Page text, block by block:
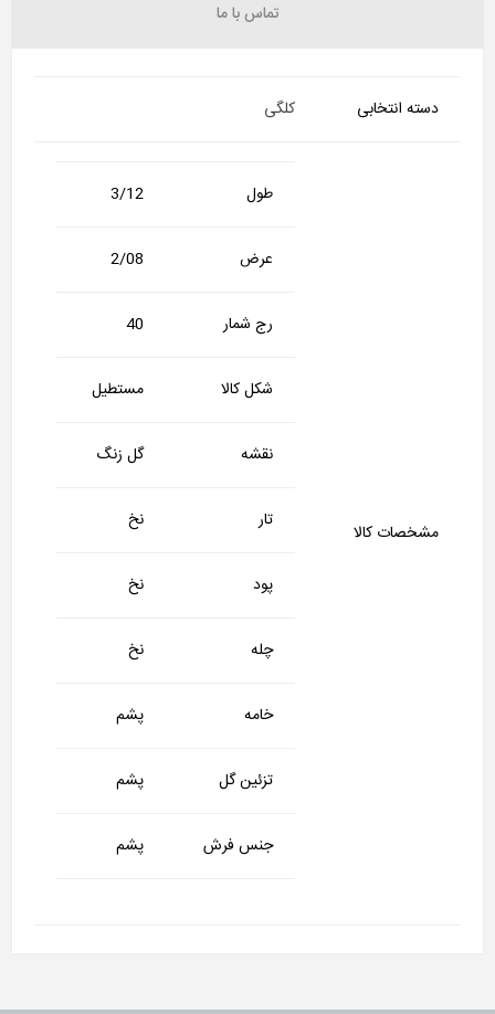
تماس با ما
دسته انتخابی کلگی
مشخصات کالا
طول 3/12
عرض 2/08
رج شمار 40
شکل کالا مستطیل
نقشه گل زنگ
تار نخ
پود نخ
چله نخ
خامه پشم
تزئین گل پشم
جنس فرش پشم